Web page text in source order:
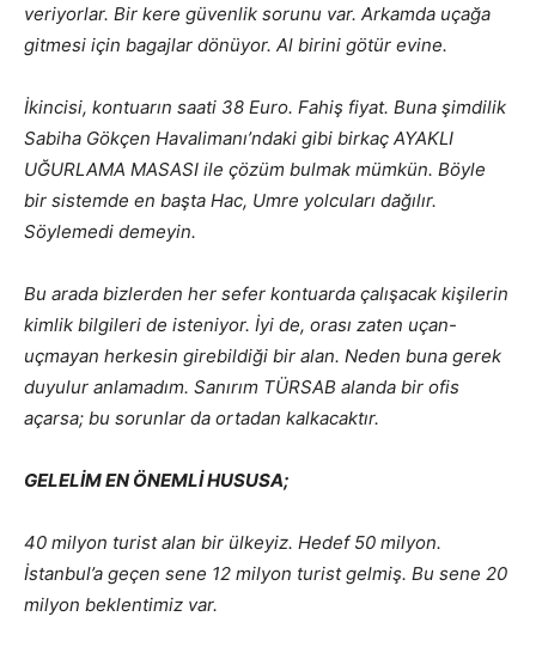
veriyorlar. Bir kere güvenlik sorunu var. Arkamda uçağa
gitmesi için bagajlar dönüyor. Al birini götür evine.
İkincisi, kontuarın saati 38 Euro. Fahiş fiyat. Buna şimdilik
Sabiha Gökçen Havalimanı’ndaki gibi birkaç AYAKLI
UĞURLAMA MASASI ile çözüm bulmak mümkün. Böyle
bir sistemde en başta Hac, Umre yolcuları dağılır.
Söylemedi demeyin.
Bu arada bizlerden her sefer kontuarda çalışacak kişilerin
kimlik bilgileri de isteniyor. İyi de, orası zaten uçan-
uçmayan herkesin girebildiği bir alan. Neden buna gerek
duyulur anlamadım. Sanırım TÜRSAB alanda bir ofis
açarsa; bu sorunlar da ortadan kalkacaktır.
GELELİM EN ÖNEMLİ HUSUSA;
40 milyon turist alan bir ülkeyiz. Hedef 50 milyon.
İstanbul’a geçen sene 12 milyon turist gelmiş. Bu sene 20
milyon beklentimiz var.